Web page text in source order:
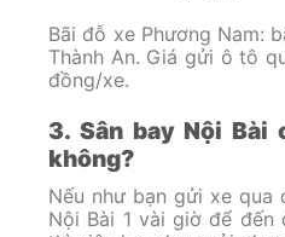
Bãi đỗ xe Phương Nam:
Thành An. Giá gửi ô tô
đồng/xe.
3. Sân bay Nội
không?
Nếu như bạn gửi xe qua
Nội Bài 1 vài giờ để đến